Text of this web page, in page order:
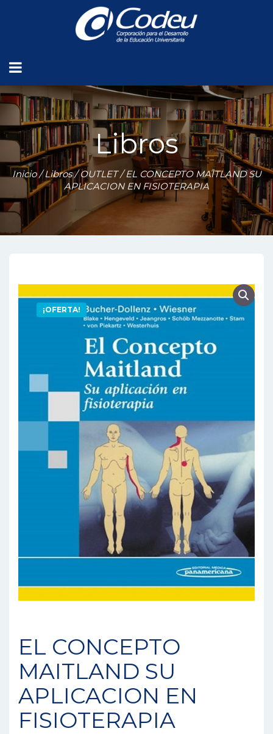
Libros
Inicio/Libros/OUTLET/ EL CONCEPTO MAITLAND SU
APLICACION EN FISIOTERAPIA
¡OFERTA!
EL CONCEPTO
MAITLAND SU
APLICACION EN
FISIOTERAPIA